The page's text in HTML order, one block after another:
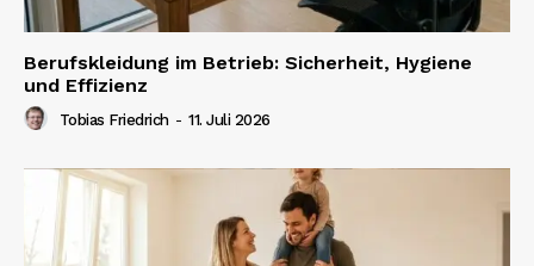
Berufskleidung im Betrieb: Sicherheit, Hygiene
und Effizienz
Tobias Friedrich - 11. Juli 2026